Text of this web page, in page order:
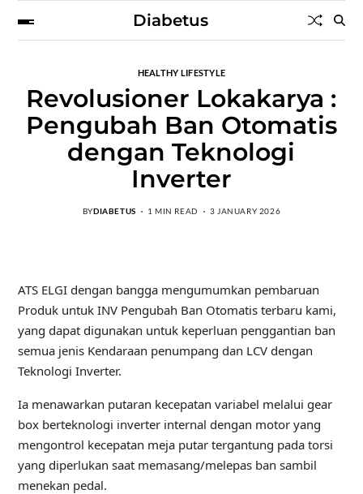
Diabetus
HEALTHY LIFESTYLE
Revolusioner Lokakarya :
Pengubah Ban Otomatis
dengan Teknologi
Inverter
BYDIABETUS 1 MIN READ 3 JANUARY 2026
ATS ELGI dengan bangga mengumumkan pembaruan
Produk untuk INV Pengubah Ban Otomatis terbaru kami,
yang dapat digunakan untuk keperluan penggantian ban
semua jenis Kendaraan penumpang dan LCV dengan
Teknologi Inverter.
Ia menawarkan putaran kecepatan variabel melalui gear
box berteknologi inverter internal dengan motor yang
mengontrol kecepatan meja putar tergantung pada torsi
yang diperlukan saat memasang/melepas ban sambil
menekan pedal.